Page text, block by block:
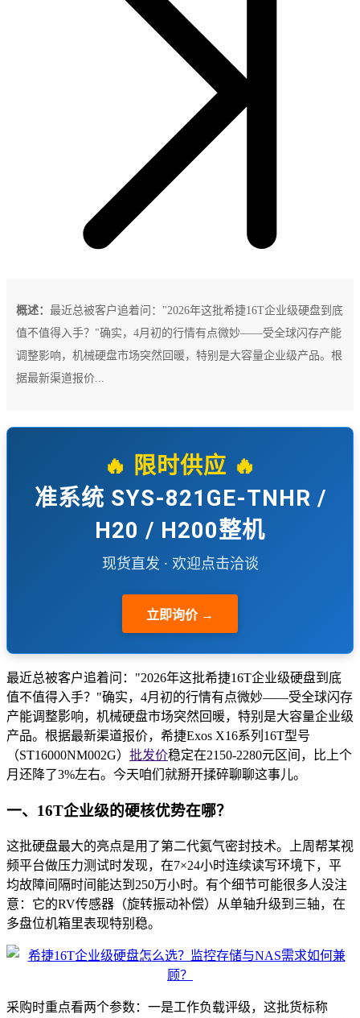
概述： 最近总被客户追着问："2026年这批希捷16T企业级硬盘到底
值不值得入手？"确实，4月初的行情有点微妙——受全球闪存产能
调整影响，机械硬盘市场突然回暖，特别是大容量企业级产品。根
据最新渠道报价...
🔥 限时供应 🔥
准系统 SYS-821GE-TNHR /
H20 / H200整机
现货直发 · 欢迎点击洽谈
立即询价 →
最近总被客户追着问："2026年这批希捷16T企业级硬盘到底
值不值得入手？"确实，4月初的行情有点微妙——受全球闪存
产能调整影响，机械硬盘市场突然回暖，特别是大容量企业级
产品。根据最新渠道报价，希捷Exos X16系列16T型号
（ST16000NM002G） 批发价稳定在2150-2280元区间，比上个
月还降了3%左右。今天咱们就掰开揉碎聊聊这事儿。
一、16T企业级的硬核优势在哪？
这批硬盘最大的亮点是用了第二代氦气密封技术。上周帮某视
频平台做压力测试时发现，在7×24小时连续读写环境下，平
均故障间隔时间能达到250万小时。有个细节可能很多人没注
意：它的RV传感器（旋转振动补偿）从单轴升级到三轴，在
多盘位机箱里表现特别稳。
采购时重点看两个参数：一是工作负载评级，这批货标称